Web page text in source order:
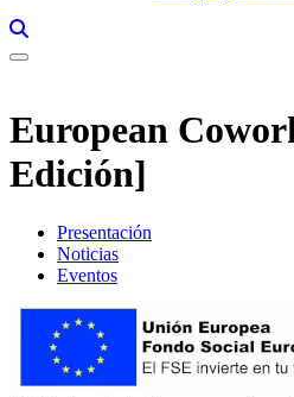
European
Edición]
Presentación
Noticias
Eventos